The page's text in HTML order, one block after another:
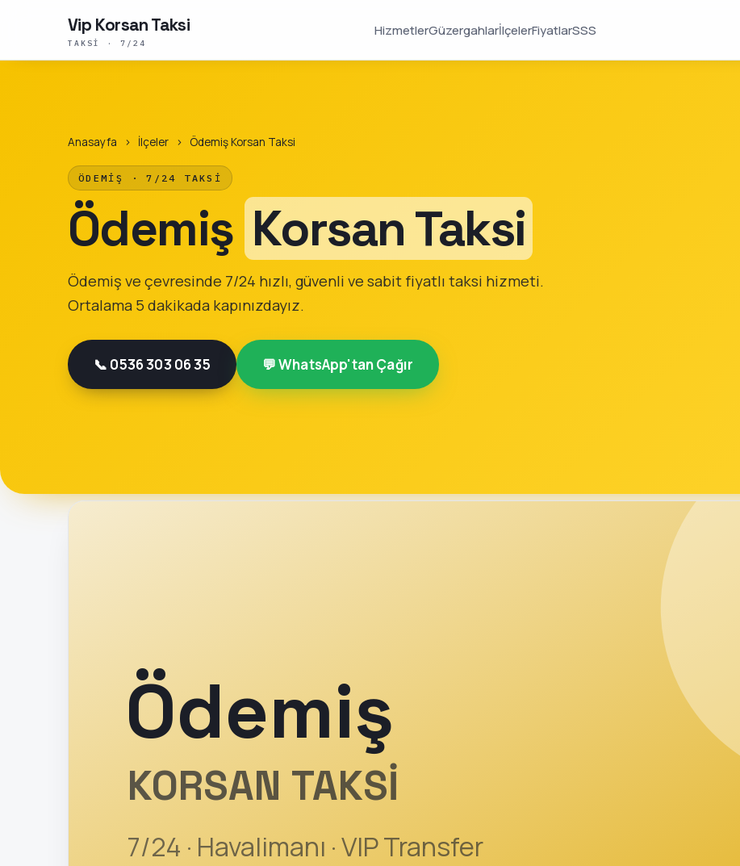
Vip Korsan Taksi
TAKSI · 7/24
HizmetlerGüzergahlarİlçelerFiyatlarSSS
Anasayfa › İlçeler › Ödemiş Korsan Taksi
ÖDEMIŞ · 7/24 TAKSI
Ödemiş Korsan Taksi
Ödemiş ve çevresinde 7/24 hızlı, güvenli ve sabit fiyatlı taksi hizmeti.
Ortalama 5 dakikada kapınızdayız.
📞 0536 303 06 35 💬 WhatsApp'tan Çağır
Ödemiş
KORSAN TAKSİ
7/24 · Havalimanı · VIP Transfer